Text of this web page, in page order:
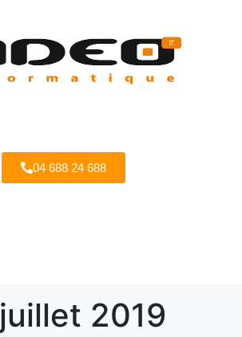
04 688 24 688
juillet 2019